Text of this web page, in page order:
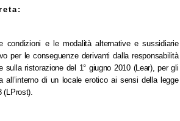
condizioni e le modalità alternative e sussidiarie
per le conseguenze derivanti dalla responsabilità
sulla ristorazione del 1° giugno 2010 (Lear), per gli
di un locale erotico ai sensi della legge
(LProst).